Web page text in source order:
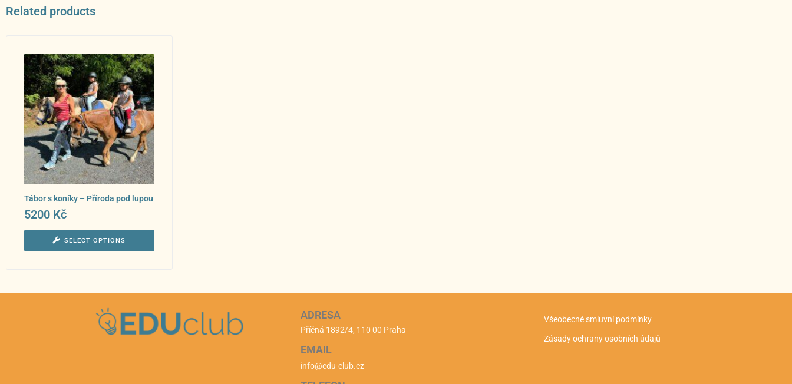
Related products
Tábor s koníky – Příroda pod lupou
5200 Kč
SELECT OPTIONS
ADRESA
Příčná 1892/4, 110 00 Praha
EMAIL
info@edu-club.cz
Všeobecné smluvní podmínky
Zásady ochrany osobních údajů